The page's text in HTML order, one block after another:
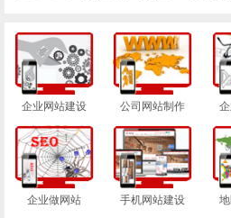
企业网站建设 公司网站制作
企业做网站 手机网站建设